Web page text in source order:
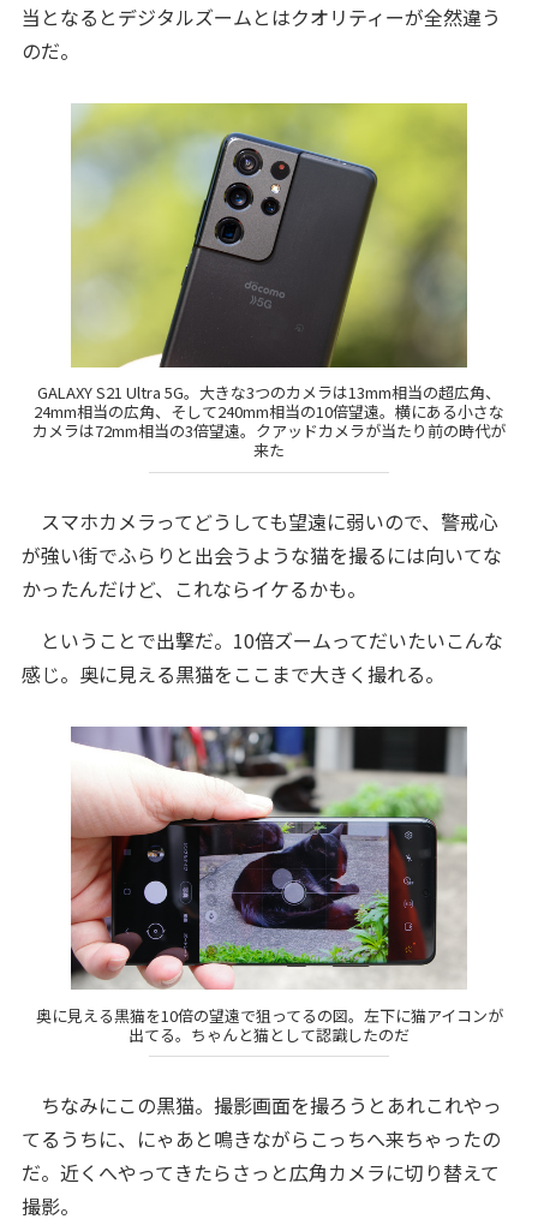
当となるとデジタルズームとはクオリティーが全然違う
のだ。
GALAXY S21 Ultra 5G。大きな3つのカメラは13mm相当の超広角、
24mm相当の広角、そして240mm相当の10倍望遠。横にある小さな
カメラは72mm相当の3倍望遠。クアッドカメラが当たり前の時代が
来た
スマホカメラってどうしても望遠に弱いので、警戒心
が強い街でふらりと出会うような猫を撮るには向いてな
かったんだけど、これならイケるかも。
ということで出撃だ。10倍ズームってだいたいこんな
感じ。奥に見える黒猫をここまで大きく撮れる。
奥に見える黒猫を10倍の望遠で狙ってるの図。左下に猫アイコンが
出てる。ちゃんと猫として認識したのだ
ちなみにこの黒猫。撮影画面を撮ろうとあれこれやっ
てるうちに、にゃあと鳴きながらこっちへ来ちゃったの
だ。近くへやってきたらさっと広角カメラに切り替えて
撮影。